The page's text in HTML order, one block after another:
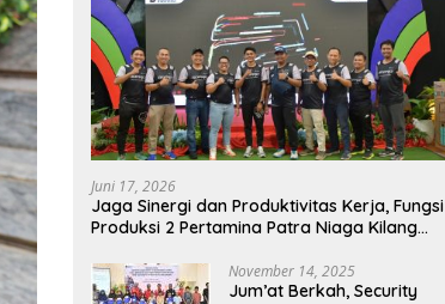
Juni 17, 2026
Jaga Sinergi dan Produktivitas Kerja, Fungsi
Produksi 2 Pertamina Patra Niaga Kilang
November 14, 2025
Jum’at Berkah, Security